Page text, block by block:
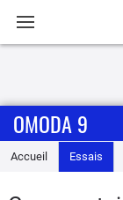
Accueil
OMODA 9
Accueil Essais